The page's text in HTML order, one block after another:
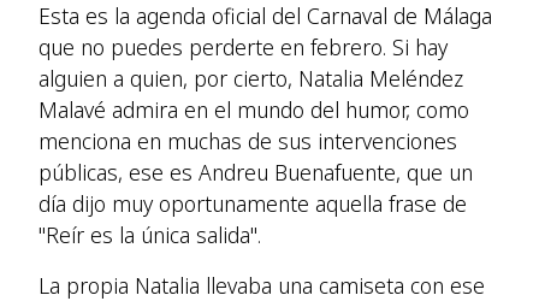
Esta es la agenda oficial del Carnaval de Málaga
que no puedes perderte en febrero. Si hay
alguien a quien, por cierto, Natalia Meléndez
Malavé admira en el mundo del humor, como
menciona en muchas de sus intervenciones
públicas, ese es Andreu Buenafuente, que un
día dijo muy oportunamente aquella frase de
"Reír es la única salida".
La propia Natalia llevaba una camiseta con ese